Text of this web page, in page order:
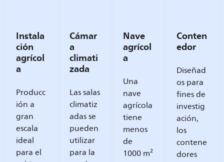
Instala
ción
agrícol
a
Producc
ión a
gran
escala
ideal
para el
Cámar
a
climati
zada
Las salas
climatiz
adas se
pueden
utilizar
para la
Nave
agrícol
a
Una
nave
agrícola
tiene
menos
de
1000 m²
Conten
edor
Diseñad
os para
fines de
investig
ación,
los
contene
dores